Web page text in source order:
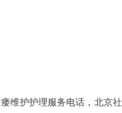
维护护理服务电话，北京